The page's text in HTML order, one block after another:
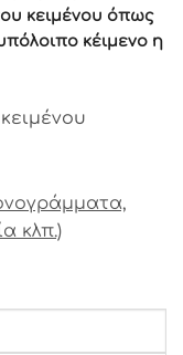
κειμένου όπως
κέιμενο η
κλπ.)